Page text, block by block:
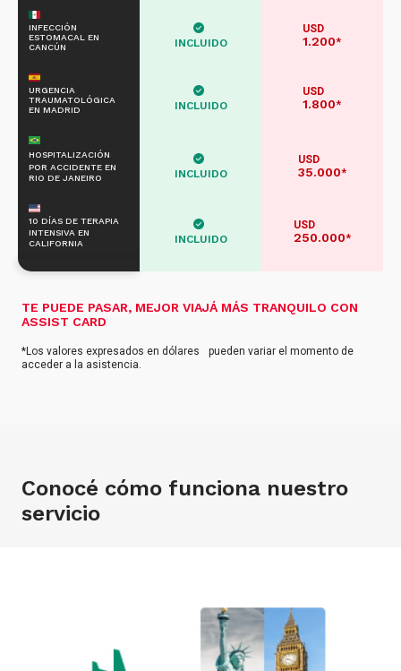
INFECCIÓN
ESTOMACAL EN
CANCÚN
INCLUIDO
USD
1.200*
URGENCIA
TRAUMATOLÓGICA
EN MADRID
INCLUIDO
USD
1.800*
HOSPITALIZACIÓN
POR ACCIDENTE EN
RIO DE JANEIRO
INCLUIDO
USD
35.000*
10 DÍAS DE TERAPIA
INTENSIVA EN
CALIFORNIA
INCLUIDO
USD
250.000*
TE PUEDE PASAR, MEJOR VIAJÁ MÁS TRANQUILO CON
ASSIST CARD
*Los valores expresados en dólares pueden variar el momento de
acceder a la asistencia.
Conocé cómo funciona nuestro
servicio
PÉRDIDA O ROBO
DE DISPOSITIVO
Celular, tablet o notebook:
cubrimos pérdida o robo